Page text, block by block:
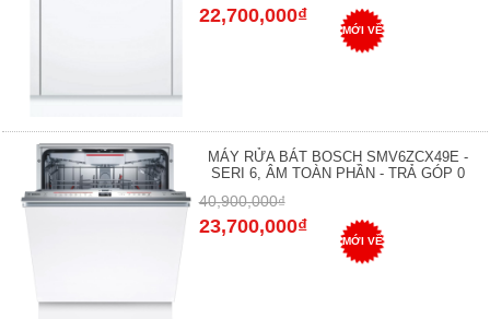
22,700,000₫
MỚI VỀ
MÁY RỬA BÁT BOSCH SMV6ZCX49E -
SERI 6, ÂM TOÀN PHẦN - TRẢ GÓP 0
40,900,000₫
23,700,000₫
MỚI VỀ